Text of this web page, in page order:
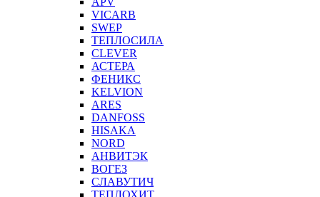
VICARB
SWEP
ТЕПЛОСИЛА
CLEVER
АСТЕРА
ФЕНИКС
KELVION
ARES
DANFOSS
HISAKA
NORD
АНВИТЭК
ВОГЕЗ
СЛАВУТИЧ
ТЕПЛОХИТ